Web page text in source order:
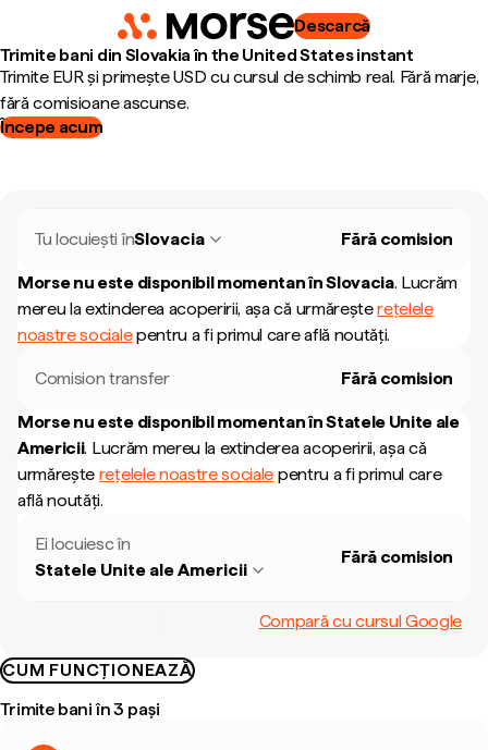
Descarcă
Trimite bani din Slovakia în the United States instant
Trimite EUR și primește USD cu cursul de schimb real. Fără marje,
fără comisioane ascunse.
Începe acum
Tu locuiești înSlovacia Fără comision
Morse nu este disponibil momentan înSlovacia. Lucrăm
mereu la extinderea acoperirii, așa că urmăreșterețelele
noastre socialepentru a fi primul care află noutăți.
Comision transfer Fără comision
Morse nu este disponibil momentan înStatele Unite ale
Americii. Lucrăm mereu la extinderea acoperirii, așa că
urmărește rețelele noastre sociale pentru a fi primul care
află noutăți.
Ei locuiesc în
Statele Unite ale Americii
Fără comision
Compară cu cursul Google
CUM FUNCȚIONEAZĂ
Trimite bani în 3 pași